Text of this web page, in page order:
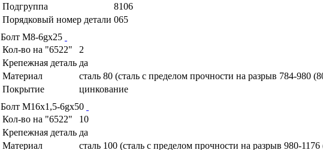
Подгруппа
8106
Порядковый номер детали 065
Болт М8-6gх25
Кол-во на "6522"
2
Крепежная деталь да
Материал
сталь 80 (сталь с пределом прочности на разрыв 784-980
Покрытие
цинкование
Болт М16х1,5-6gх50
Кол-во на "6522"
10
Крепежная деталь да
Материал
сталь 100 (сталь с пределом прочности на разрыв 980-